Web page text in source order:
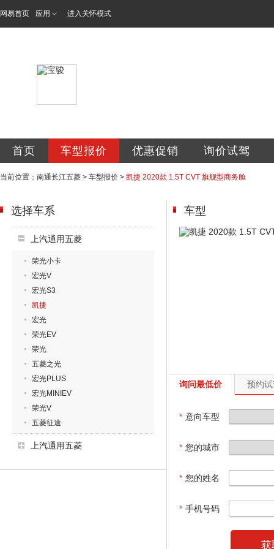
网易首页 应用 进入关怀模式
首页 车型报价 优惠促销 询价试驾
当前位置： 南通长江五菱 > 车型报价 > 凯捷 2020款 1.5T CVT 旗舰型商务舱
选择车系
上汽通用五菱
荣光小卡
宏光V
宏光S3
凯捷
宏光
荣光EV
荣光
五菱之光
宏光PLUS
宏光MINIEV
荣光V
五菱征途
上汽通用五菱
车型
询问最低价 预约
* 意向车型
* 您的城市
* 您的姓名
* 手机号码
获